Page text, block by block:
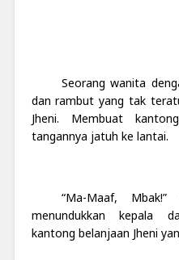
Seorang wanita
dan rambut yang tak
Jheni. Membuat
tangannya jatuh ke lantai.
“Ma-Maaf,
menundukkan kepala
kantong belanjaan Jheni